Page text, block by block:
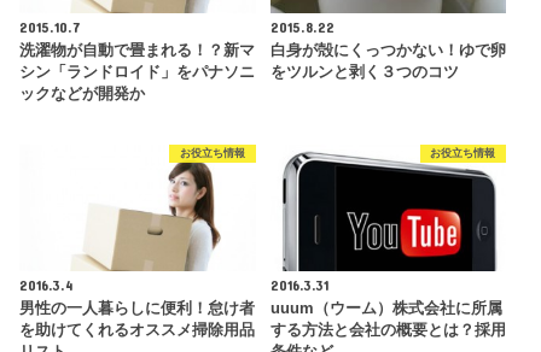
2015.10.7
洗濯物が自動で畳まれる！？新マ
シン「ランドロイド」をパナソニ
ックなどが開発か
2015.8.22
白身が殻にくっつかない！ゆで卵
をツルンと剥く３つのコツ
お役立ち情報
2016.3.4
男性の一人暮らしに便利！怠け者
を助けてくれるオススメ掃除用品
お役立ち情報
2016.3.31
uuum（ウーム）株式会社に所属
する方法と会社の概要とは？採用